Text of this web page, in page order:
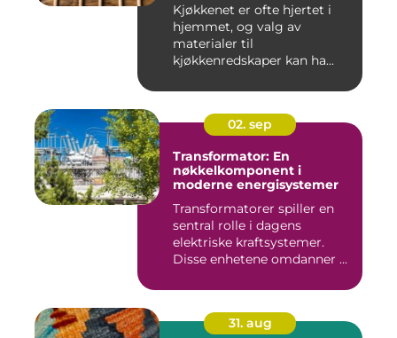
Kjøkkenet er ofte hjertet i
hjemmet, og valg av
materialer til
kjøkkenredskaper kan ha...
02. sep
Transformator: En
nøkkelkomponent i
moderne energisystemer
Transformatorer spiller en
sentral rolle i dagens
elektriske kraftsystemer.
Disse enhetene omdanner ...
31. aug